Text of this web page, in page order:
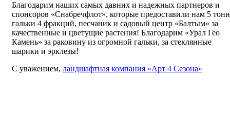
Благодарим наших самых давних и надежных партнеров и
спонсоров «Снабречфлот», которые предоставили нам 5 тонн
гальки 4 фракций, песчаник и садовый центр «Балтым» за
качественные и цветущие растения! Благодарим «Урал Гео
Камень» за раковину из огромной гальки, за стеклянные
шарики и эрклезы!
С уважением, ландшафтная компания «Арт 4 Сезона»